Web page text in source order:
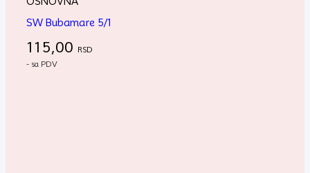
SW Bubamare 5/1
115,00 RSD
- sa PDV